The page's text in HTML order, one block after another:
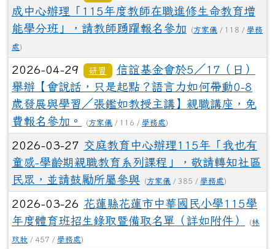
成中心辦理「115年度教師在職進修生命教育增
能學分班」，請教師踴躍報名參加
(方家儀 / 118 / 學務
處)
2026-04-29 研習
信誼基金會於5／17（日）
舉辦【會說話，只是起點？語言力如何帶動0-8
歲發展與學習／張鑑如教授主講】親職講座，免
費報名參加。
(方家儀 / 116 / 學務處)
2026-03-27 交庭教育中心辦理115年「我也有
童感-學齡期親職教育系列課程」，敬請轉知社區
民眾，並請鼓勵所屬參與
(方家儀 / 385 / 學務處)
2026-03-26 花蓮縣花蓮市中華國民小學115學
年度體育班招生錄取暨備取名單（詳如附件）
(林
玟妝 / 457 / 學務處)